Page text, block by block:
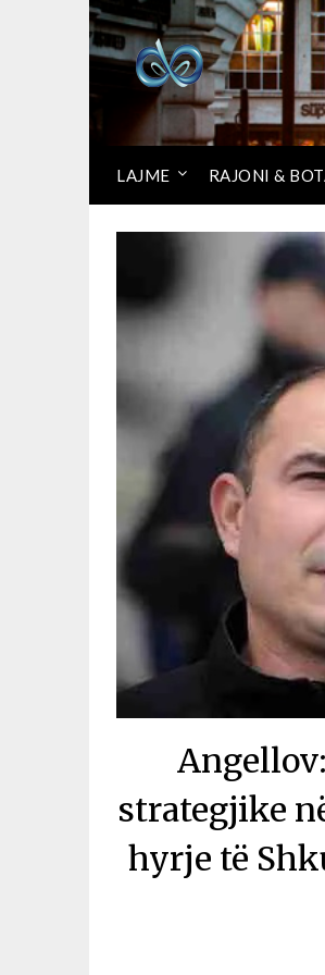
LAJME RAJONI &
strategjike
hyrje të